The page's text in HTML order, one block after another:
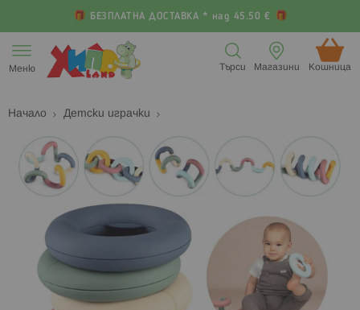
БЕЗПЛАТНА ДОСТАВКА * над 45.50 €
към
съдържанието
Меню Кошница (
Магазини
Търси
Начало Детски играчки
края
изображенията